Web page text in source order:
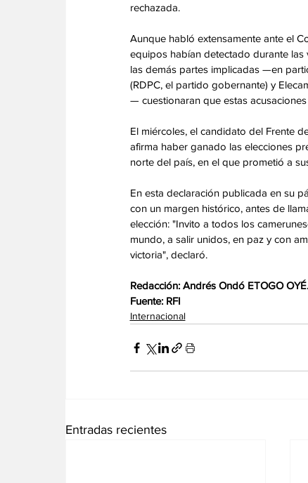
rechazada.
‎Aunque habló extensamente ante el
equipos habían detectado durante
las demás partes implicadas —en
(RDPC, el partido gobernante) y
— cuestionaran que estas
‎El miércoles, el candidato del Frente
afirma haber ganado las elecciones
norte del país, en el que prometió a
‎En esta declaración publicada en su
con un margen histórico, antes de
elección: "Invito a todos los
mundo, a salir unidos, en paz y con
victoria", declaró.
Redacción: Andrés Ondó ETOGO OYÉ.
‎Fuente: RFI
Internacional
Entradas recientes